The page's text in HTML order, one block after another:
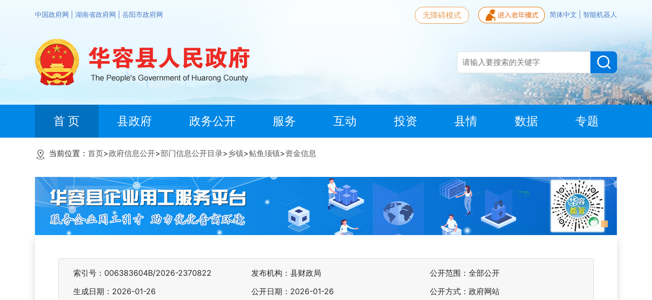
中国政府网 湖南省政府网 岳阳市政府网 简体中文 智能机器人
无障碍模式
首 页 县政府 政务公开 服务 互动 投资 县情 数据 专题
当前位置： 首页>政府信息公开>部门信息公开目录> 乡镇>鲇鱼须镇>资金信息
索引号：006383604B/2026-2370822 发布机构：县财政局
公开范围：全部公开
生成日期：2026-01-26
公开日期：2026-01-26 公开方式：政府网站